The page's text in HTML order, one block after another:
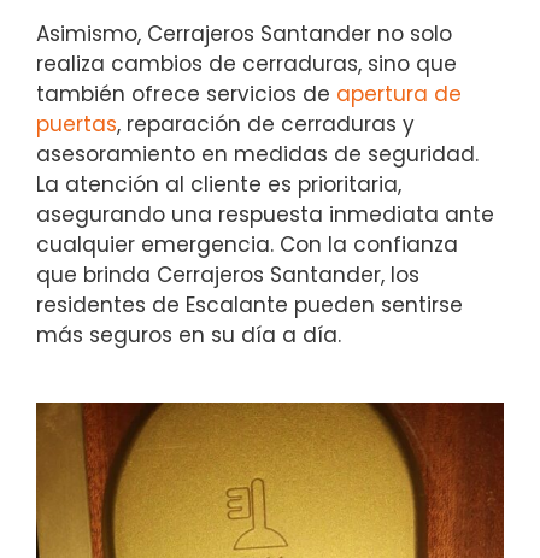
Asimismo, Cerrajeros Santander no solo
realiza cambios de cerraduras, sino que
también ofrece servicios de apertura de
puertas, reparación de cerraduras y
asesoramiento en medidas de seguridad.
La atención al cliente es prioritaria,
asegurando una respuesta inmediata ante
cualquier emergencia. Con la confianza
que brinda Cerrajeros Santander, los
residentes de Escalante pueden sentirse
más seguros en su día a día.